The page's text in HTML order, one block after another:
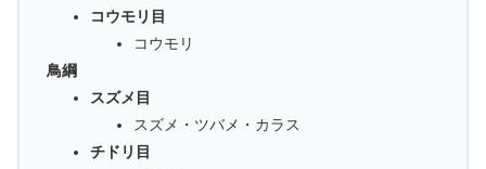
コウモリ目
コウモリ
鳥綱
スズメ目
スズメ・ツバメ・カラス
チドリ目